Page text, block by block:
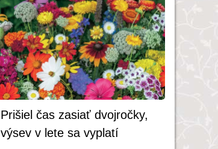
Prišiel čas zasiať dvojročky,
výsev v lete sa vyplatí